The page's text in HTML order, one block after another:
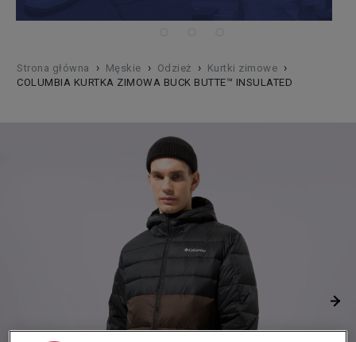
Strona główna › Męskie › Odzież › Kurtki zimowe ›
COLUMBIA KURTKA ZIMOWA BUCK BUTTE™ INSULATED